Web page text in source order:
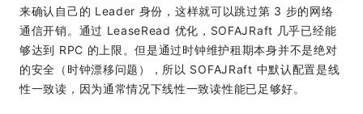
来确认自己的 Leader 身份，这样就可以跳过第 3 步的网络
通信开销。通过 LeaseRead 优化，SOFAJRaft 几乎已经能
够达到 RPC 的上限。但是通过时钟维护租期本身并不是绝对
的安全（时钟漂移问题），所以 SOFAJRaft 中默认配置是线
性一致读，因为通常情况下线性一致读性能已足够好。